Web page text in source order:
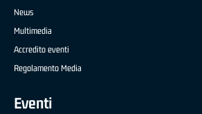
News
Multimedia
Accredito eventi
Regolamento Media
Eventi